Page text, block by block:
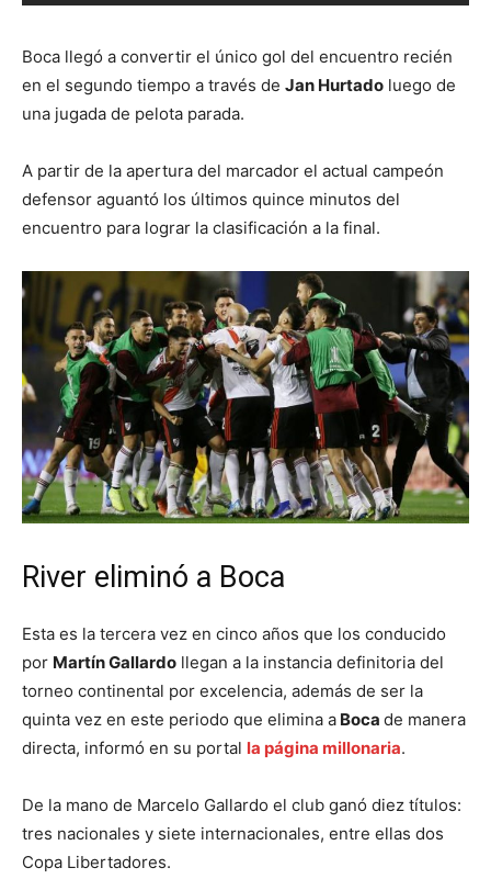
Boca llegó a convertir el único gol del encuentro recién
en el segundo tiempo a través de Jan Hurtado luego de
una jugada de pelota parada.
A partir de la apertura del marcador el actual campeón
defensor aguantó los últimos quince minutos del
encuentro para lograr la clasificación a la final.
River eliminó a Boca
Esta es la tercera vez en cinco años que los conducido
por Martín Gallardo llegan a la instancia definitoria del
torneo continental por excelencia, además de ser la
quinta vez en este periodo que elimina a Boca de manera
directa, informó en su portal la página millonaria.
De la mano de Marcelo Gallardo el club ganó diez títulos:
tres nacionales y siete internacionales, entre ellas dos
Copa Libertadores.